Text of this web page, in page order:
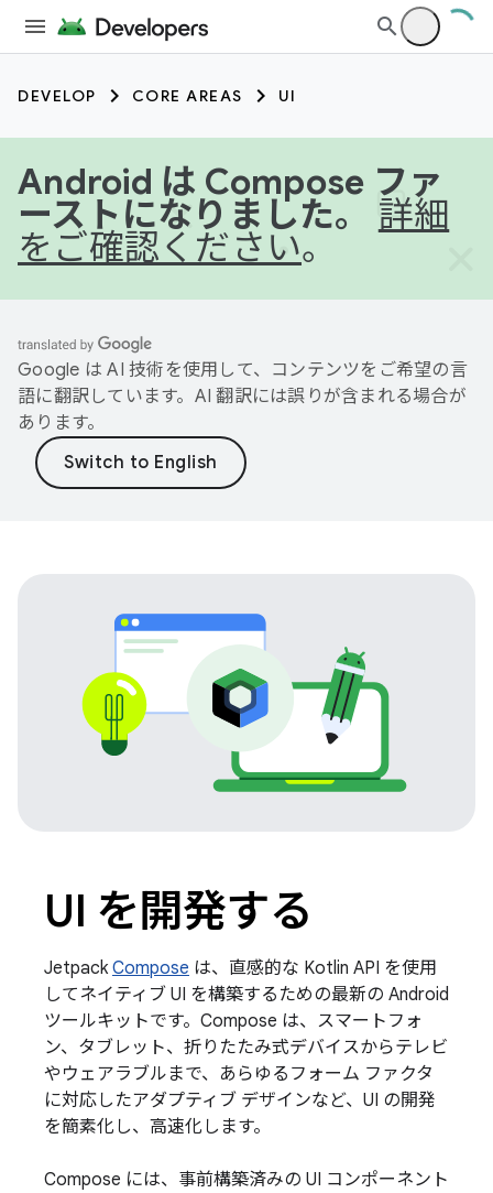
DEVELOP CORE AREAS UI
Android は Compose ファ
ーストになりました。 詳細
をご確認ください。
Google は AI 技術を使用して、コンテンツをご希望の言
語に翻訳しています。AI 翻訳には誤りが含まれる場合が
あります。
UI を開発する
Jetpack Compose は、直感的な Kotlin API を使用
してネイティブ UI を構築するための最新の Android
ツールキットです。Compose は、スマートフォ
ン、タブレット、折りたたみ式デバイスからテレビ
やウェアラブルまで、あらゆるフォーム ファクタ
に対応したアダプティブ デザインなど、UI の開発
を簡素化し、高速化します。
Compose には、事前構築済みの UI コンポーネント